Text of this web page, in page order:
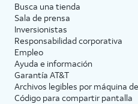
Busca una tienda
Sala de prensa
Inversionistas
Responsabilidad corporativa
Empleo
Ayuda e información
Garantía AT&T
Archivos legibles por máquina
Código para compartir pantalla